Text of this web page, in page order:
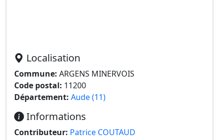
Localisation
Commune: ARGENS MINERVOIS
Code postal: 11200
Département: Aude (11)
Informations
Contributeur: Patrice COUTAUD